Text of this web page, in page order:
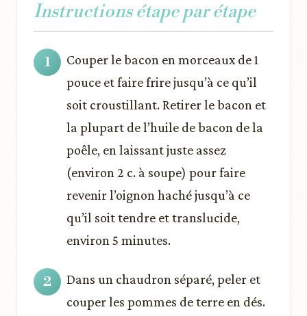
Instructions étape par étape
Couper le bacon en morceaux de 1
pouce et faire frire jusqu’à ce qu’il
soit croustillant. Retirer le bacon et
la plupart de l’huile de bacon de la
poêle, en laissant juste assez
(environ 2 c. à soupe) pour faire
revenir l’oignon haché jusqu’à ce
qu’il soit tendre et translucide,
environ 5 minutes.
Dans un chaudron séparé, peler et
couper les pommes de terre en dés.